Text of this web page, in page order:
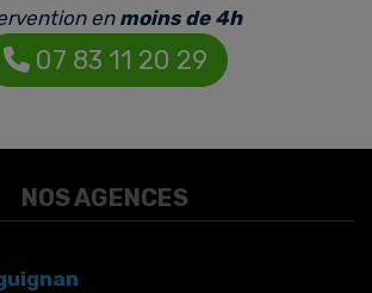
enmoins de 4h
07 83 11 20 29
NOS AGENCES